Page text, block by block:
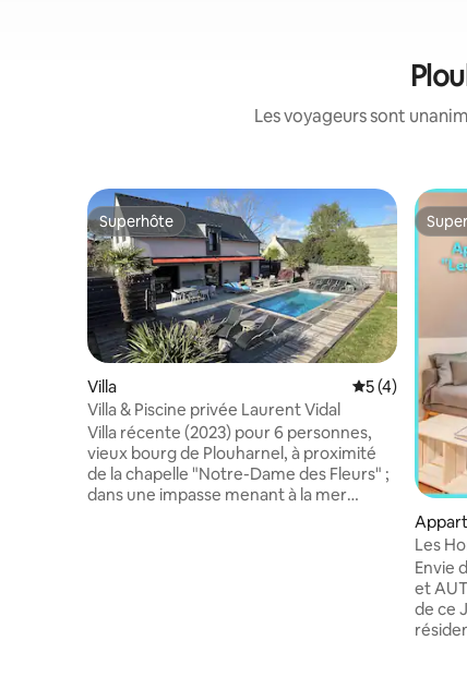
Les voyageurs sont
Superhôte
Superhôte
Villa Évaluation
5 (4)
Villa & Piscine privée Laurent Vidal
Villa récente (2023) pour 6 personnes,
vieux bourg de Plouharnel, à proximité
de la chapelle "Notre-Dame des Fleurs" ;
dans une impasse menant à la mer
Les
- Wifi
Envie
et
de ce
résidence